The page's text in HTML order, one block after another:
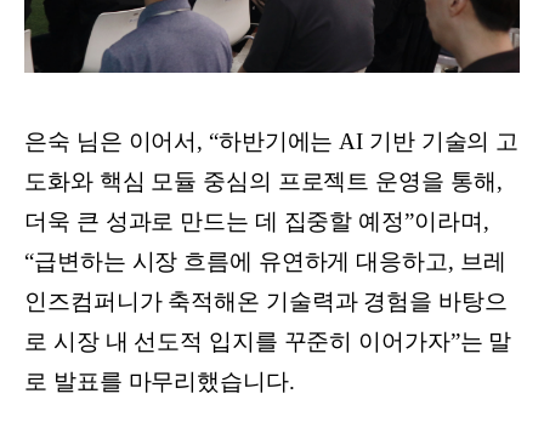
은숙 님은 이어서, “하반기에는 AI 기반 기술의 고
도화와 핵심 모듈 중심의 프로젝트 운영을 통해,
더욱 큰 성과로 만드는 데 집중할 예정”이라며,
“급변하는 시장 흐름에 유연하게 대응하고, 브레
인즈컴퍼니가 축적해온 기술력과 경험을 바탕으
로 시장 내 선도적 입지를 꾸준히 이어가자”는 말
로 발표를 마무리했습니다.